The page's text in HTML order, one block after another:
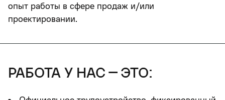
опыт работы в сфере продаж и/или
проектировании.
работа у нас – это: